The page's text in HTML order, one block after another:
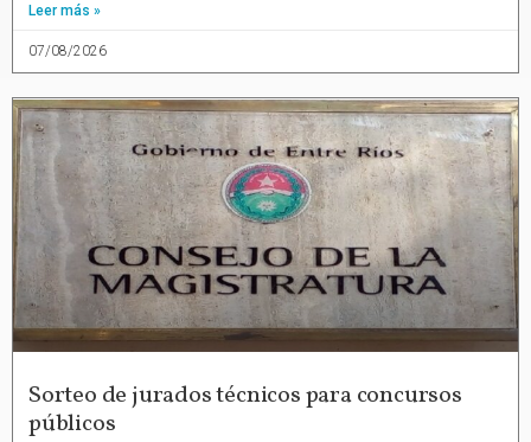
Leer más »
07/08/2026
Sorteo de jurados técnicos para concursos
públicos